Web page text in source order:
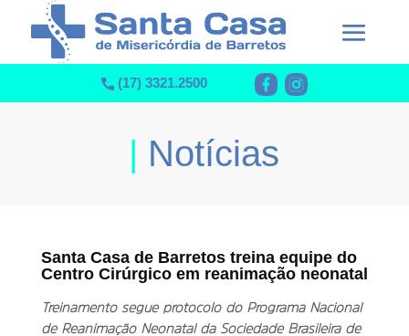
(17) 3321.2500
| Notícias
Santa Casa de Barretos treina equipe do
Centro Cirúrgico em reanimação neonatal
Treinamento segue protocolo do Programa Nacional
de Reanimação Neonatal da Sociedade Brasileira de